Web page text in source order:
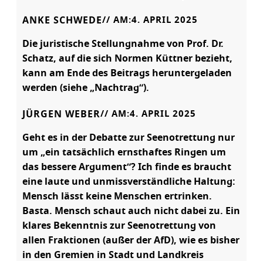
ANKE SCHWEDE// AM:4. APRIL 2025
Die juristische Stellungnahme von Prof. Dr.
Schatz, auf die sich Normen Küttner bezieht,
kann am Ende des Beitrags heruntergeladen
werden (siehe „Nachtrag“).
JÜRGEN WEBER// AM:4. APRIL 2025
Geht es in der Debatte zur Seenotrettung nur
um „ein tatsächlich ernsthaftes Ringen um
das bessere Argument“? Ich finde es braucht
eine laute und unmissverständliche Haltung:
Mensch lässt keine Menschen ertrinken.
Basta. Mensch schaut auch nicht dabei zu. Ein
klares Bekenntnis zur Seenotrettung von
allen Fraktionen (außer der AfD), wie es bisher
in den Gremien in Stadt und Landkreis